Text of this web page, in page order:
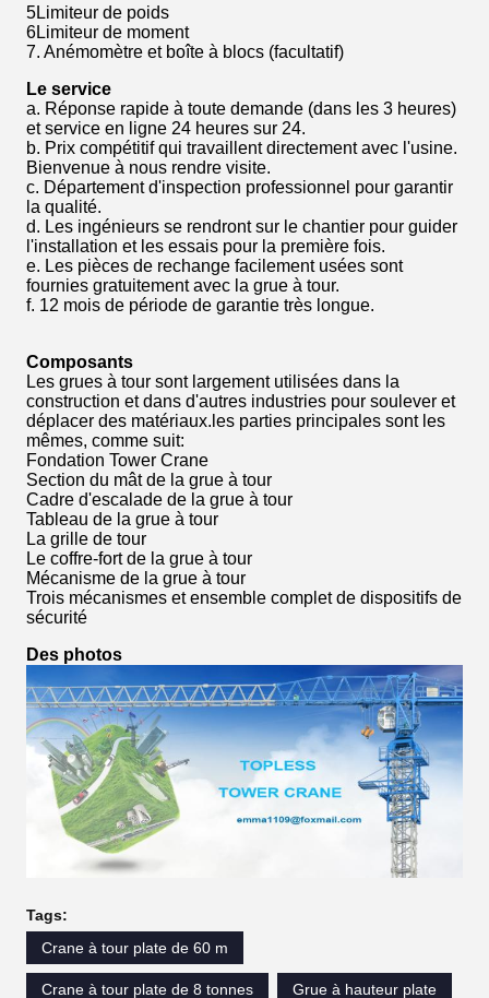
5Limiteur de poids
6Limiteur de moment
7. Anémomètre et boîte à blocs (facultatif)
Le service
a. Réponse rapide à toute demande (dans les 3 heures)
et service en ligne 24 heures sur 24.
b. Prix compétitif qui travaillent directement avec l'usine.
Bienvenue à nous rendre visite.
c. Département d'inspection professionnel pour garantir
la qualité.
d. Les ingénieurs se rendront sur le chantier pour guider
l'installation et les essais pour la première fois.
e. Les pièces de rechange facilement usées sont
fournies gratuitement avec la grue à tour.
f. 12 mois de période de garantie très longue.
Composants
Les grues à tour sont largement utilisées dans la
construction et dans d'autres industries pour soulever et
déplacer des matériaux.les parties principales sont les
mêmes, comme suit:
Fondation Tower Crane
Section du mât de la grue à tour
Cadre d'escalade de la grue à tour
Tableau de la grue à tour
La grille de tour
Le coffre-fort de la grue à tour
Mécanisme de la grue à tour
Trois mécanismes et ensemble complet de dispositifs de
sécurité
Des photos
Tags:
Crane à tour plate de 60 m
Crane à tour plate de 8 tonnes Grue à hauteur plate